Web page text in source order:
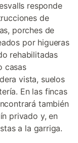
responde
de
porches de
por higueras
rehabilitadas
casas
vista, suelos
En las fincas
también
privado y, en
a la garriga.